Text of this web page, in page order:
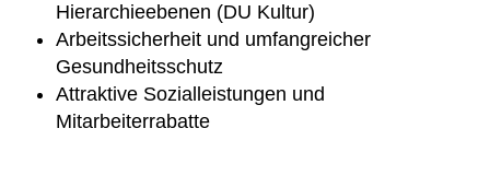
Hierarchieebenen (DU Kultur)
Arbeitssicherheit und umfangreicher
Gesundheitsschutz
Attraktive Sozialleistungen und
Mitarbeiterrabatte